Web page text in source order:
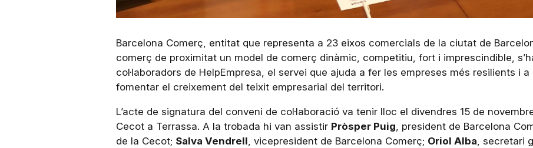
Barcelona Comerç, entitat que representa a 23 eixos comercials de la ciutat de
comerç de proximitat un model de comerç dinàmic, competitiu, fort i imprescindible,
col·laboradors de HelpEmpresa, el servei que ajuda a fer les empreses més resilients i
fomentar el creixement del teixit empresarial del territori.
L’acte de signatura del conveni de col·laboració va tenir lloc el divendres 15 de
Cecot a Terrassa. A la trobada hi van assistir Pròsper Puig, president de Barcelona
de la Cecot; Salva Vendrell, vicepresident de Barcelona Comerç; Oriol Alba, secretari